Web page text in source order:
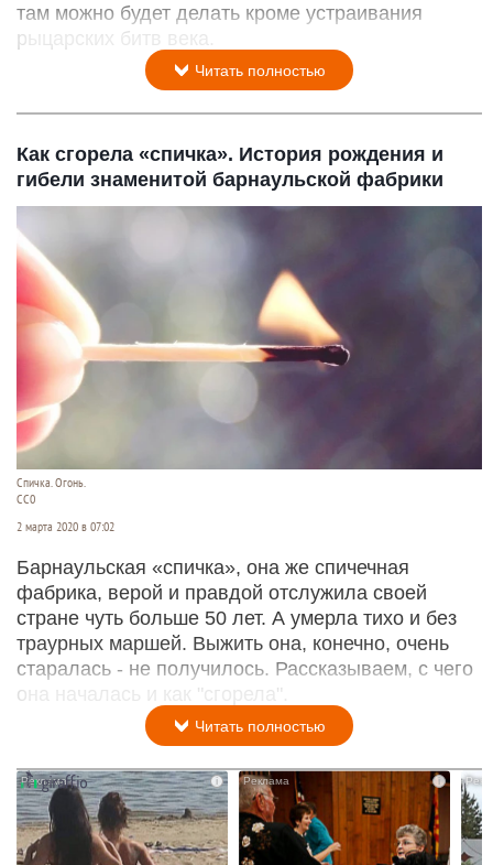
там можно будет делать кроме устраивания
рыцарских битв века.
Читать полностью
Как сгорела «спичка». История рождения и
гибели знаменитой барнаульской фабрики
Спичка. Огонь.
СС0
2 марта 2020 в 07:02
Барнаульская «спичка», она же спичечная
фабрика, верой и правдой отслужила своей
стране чуть больше 50 лет. А умерла тихо и без
траурных маршей. Выжить она, конечно, очень
старалась - не получилось. Рассказываем, с чего
она началась и как "сгорела".
Читать полностью
i i